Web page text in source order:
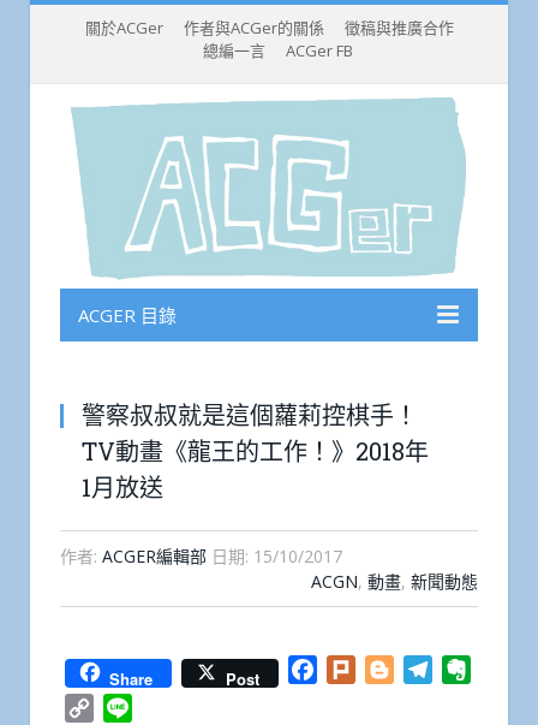
關於ACGer 作者與ACGer的關係
徵稿與推廣合作
總編一言
ACGer FB
ACGER 目錄
警察叔叔就是這個蘿莉控棋手！
TV動畫《龍王的工作！》2018年
1月放送
作者: ACGER編輯部 日期: 15/10/2017
ACGN, 動畫, 新聞動態
Share Post Facebook
Plurk BloggerTelegram
Copy